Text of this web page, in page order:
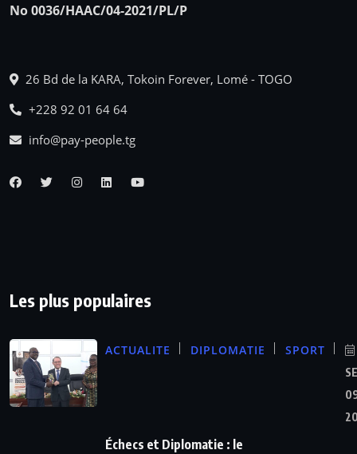
No 0036/HAAC/04-2021/PL/P
26 Bd de la KARA, Tokoin Forever, Lomé - TOGO
+228 92 01 64 64
info@pay-people.tg
Les plus populaires
ACTUALITE DIPLOMATIE SPORT
Échecs et Diplomatie : le